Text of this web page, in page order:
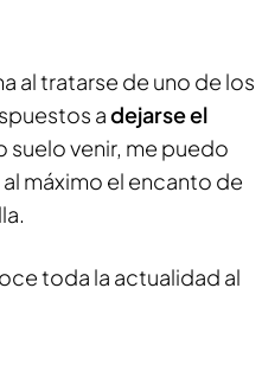
al tratarse de uno de los
adejarse el
suelo venir, me puedo
máximo el encanto de
toda la actualidad al